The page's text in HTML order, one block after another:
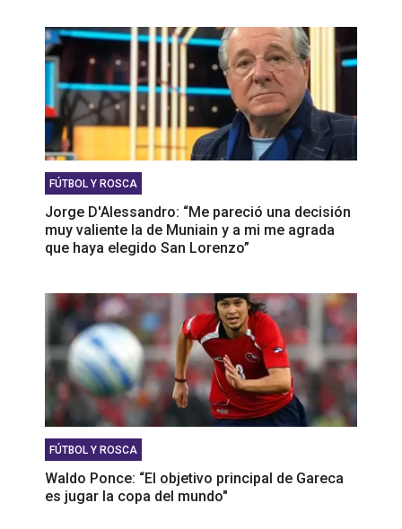
FÚTBOL Y ROSCA
Jorge D'Alessandro: “Me pareció una decisión
muy valiente la de Muniain y a mi me agrada
que haya elegido San Lorenzo”
FÚTBOL Y ROSCA
Waldo Ponce: “El objetivo principal de Gareca
es jugar la copa del mundo"